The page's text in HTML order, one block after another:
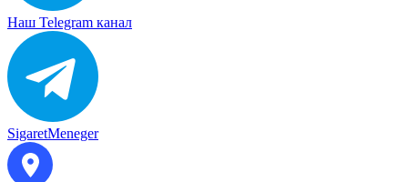
Наш Telegram канал
SigaretMeneger